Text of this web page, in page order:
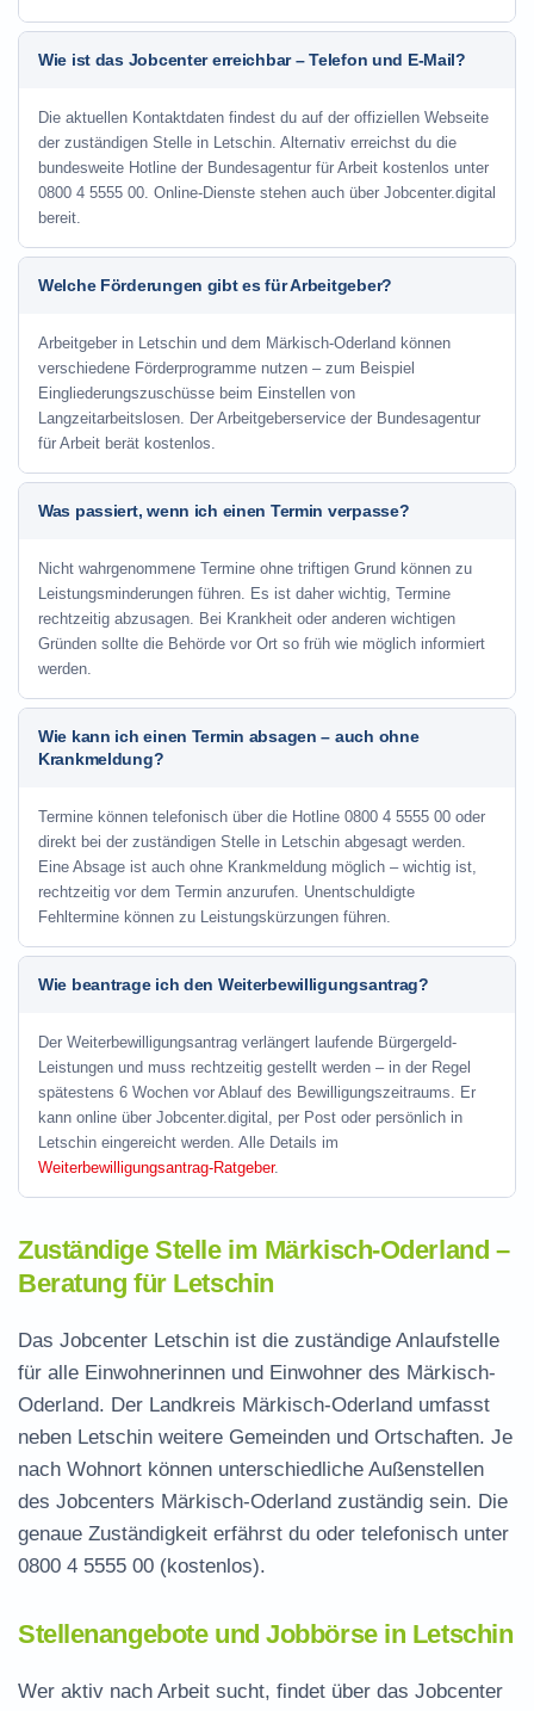
Wie ist das Jobcenter erreichbar – Telefon und E-Mail?
Die aktuellen Kontaktdaten findest du auf der offiziellen Webseite
der zuständigen Stelle in Letschin. Alternativ erreichst du die
bundesweite Hotline der Bundesagentur für Arbeit kostenlos unter
0800 4 5555 00. Online-Dienste stehen auch über Jobcenter.digital
bereit.
Welche Förderungen gibt es für Arbeitgeber?
Arbeitgeber in Letschin und dem Märkisch-Oderland können
verschiedene Förderprogramme nutzen – zum Beispiel
Eingliederungszuschüsse beim Einstellen von
Langzeitarbeitslosen. Der Arbeitgeberservice der Bundesagentur
für Arbeit berät kostenlos.
Was passiert, wenn ich einen Termin verpasse?
Nicht wahrgenommene Termine ohne triftigen Grund können zu
Leistungsminderungen führen. Es ist daher wichtig, Termine
rechtzeitig abzusagen. Bei Krankheit oder anderen wichtigen
Gründen sollte die Behörde vor Ort so früh wie möglich informiert
werden.
Wie kann ich einen Termin absagen – auch ohne
Krankmeldung?
Termine können telefonisch über die Hotline 0800 4 5555 00 oder
direkt bei der zuständigen Stelle in Letschin abgesagt werden.
Eine Absage ist auch ohne Krankmeldung möglich – wichtig ist,
rechtzeitig vor dem Termin anzurufen. Unentschuldigte
Fehltermine können zu Leistungskürzungen führen.
Wie beantrage ich den Weiterbewilligungsantrag?
Der Weiterbewilligungsantrag verlängert laufende Bürgergeld-
Leistungen und muss rechtzeitig gestellt werden – in der Regel
spätestens 6 Wochen vor Ablauf des Bewilligungszeitraums. Er
kann online über Jobcenter.digital, per Post oder persönlich in
Letschin eingereicht werden. Alle Details im
Weiterbewilligungsantrag-Ratgeber.
Zuständige Stelle im Märkisch-Oderland –
Beratung für Letschin
Das Jobcenter Letschin ist die zuständige Anlaufstelle
für alle Einwohnerinnen und Einwohner des Märkisch-
Oderland. Der Landkreis Märkisch-Oderland umfasst
neben Letschin weitere Gemeinden und Ortschaften. Je
nach Wohnort können unterschiedliche Außenstellen
des Jobcenters Märkisch-Oderland zuständig sein. Die
genaue Zuständigkeit erfährst du oder telefonisch unter
0800 4 5555 00 (kostenlos).
Stellenangebote und Jobbörse in Letschin
Wer aktiv nach Arbeit sucht, findet über das Jobcenter